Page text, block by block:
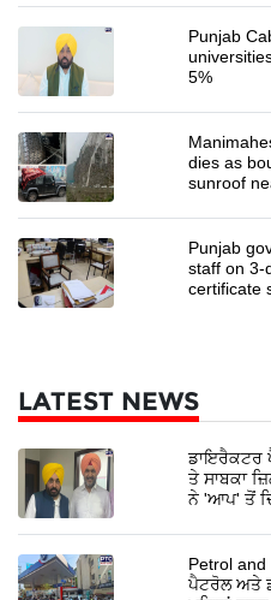
Punjab
5%
dies as
sunroof
Punjab
staff on 3-
certificate
LATEST NEWS
ਡਾਇਰੈਕਟਰ
ਤੇ ਸਾਬਕਾ
ਨੇ 'ਆਪ' ਤੋਂ
Petrol and
ਪੈਟਰੋਲ ਅਤੇ